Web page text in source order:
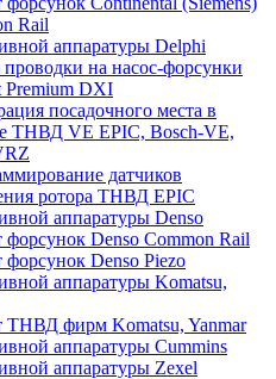
Rail
аппаратуры Delphi
проводки на насос-форсунки
Premium DXI
посадочного места в
ТНВД VE EPIC, Bosch-VE,
датчиков
ротора ТНВД EPIC
аппаратуры Denso
форсунок Denso Common Rail
форсунок Denso Piezo
аппаратуры Komatsu,
ТНВД фирм Komatsu, Yanmar
аппаратуры Cummins
аппаратуры Zexel